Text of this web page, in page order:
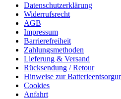
Datenschutzerklärung
Widerrufsrecht
AGB
Impressum
Barrierefreiheit
Zahlungsmethoden
Lieferung & Versand
Rücksendung / Retour
Hinweise zur
Cookies
Anfahrt